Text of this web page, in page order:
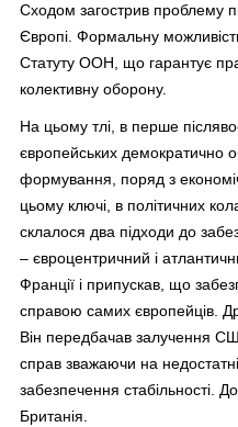
Сходом загострив проблему
Європі. Формальну
Статуту ООН, що гарантує
колективну оборону.
На цьому тлі, в перше
європейських демократично
формування, поряд з
цьому ключі, в політичних
склалося два підходи до
– євроцентричний і
Франції і припускав, що
справою самих європейців.
Він передбачав залучення
справ зважаючи на
забезпечення стабільності.
Британія.